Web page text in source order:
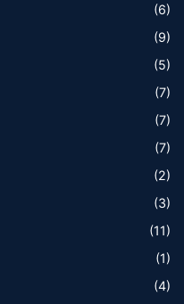
(6)
(9)
(5)
(7)
(7)
(7)
(2)
(3)
(11)
(1)
(4)